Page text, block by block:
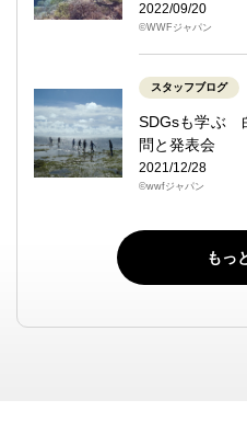
2022/09/20
©WWFジャパン
スタッフブログ
SDGsも学ぶ
問と発表会
2021/12/28
©wwfジャパン
もっ